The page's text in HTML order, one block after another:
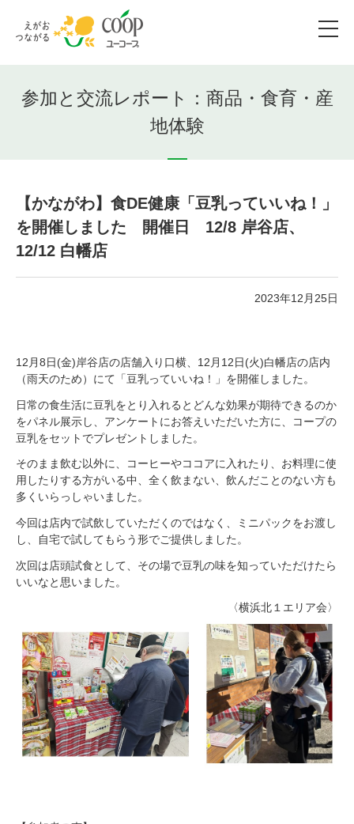
参加と交流レポート：商品・食育・産
地体験
【かながわ】食DE健康「豆乳っていいね！」
を開催しました 開催日 12/8 岸谷店、
12/12 白幡店
2023年12月25日
12月8日(金)岸谷店の店舗入り口横、12月12日(火)白幡店の店内
（雨天のため）にて「豆乳っていいね！」を開催しました。
日常の食生活に豆乳をとり入れるとどんな効果が期待できるのか
をパネル展示し、アンケートにお答えいただいた方に、コープの
豆乳をセットでプレゼントしました。
そのまま飲む以外に、コーヒーやココアに入れたり、お料理に使
用したりする方がいる中、全く飲まない、飲んだことのない方も
多くいらっしゃいました。
今回は店内で試飲していただくのではなく、ミニパックをお渡し
し、自宅で試してもらう形でご提供しました。
次回は店頭試食として、その場で豆乳の味を知っていただけたら
いいなと思いました。
〈横浜北１エリア会〉